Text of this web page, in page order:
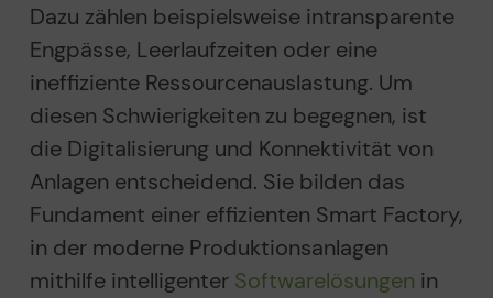
Dazu zählen beispielsweise intransparente
Engpässe, Leerlaufzeiten oder eine
ineffiziente Ressourcenauslastung. Um
diesen Schwierigkeiten zu begegnen, ist
die Digitalisierung und Konnektivität von
Anlagen entscheidend. Sie bilden das
Fundament einer effizienten Smart Factory,
in der moderne Produktionsanlagen
mithilfe intelligenter Softwarelösungen in